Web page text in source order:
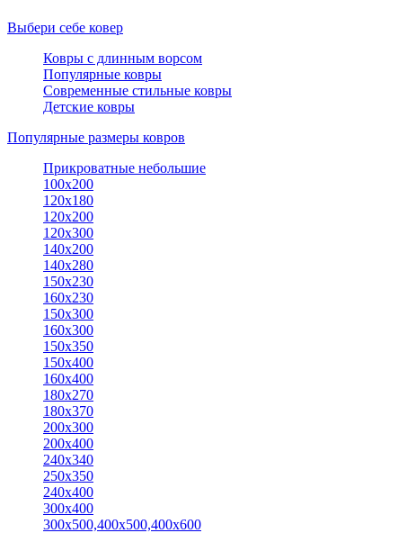
Выбери себе ковер
Ковры с длинным ворсом
Популярные ковры
Современные стильные ковры
Детские ковры
Популярные размеры ковров
Прикроватные небольшие
100х200
120х180
120х200
120х300
140х200
140х280
150x230
160х230
150x300
160х300
150x350
150х400
160x400
180х270
180х370
200x300
200х400
240х340
250x350
240х400
300х400
300х500,400х500,400х600